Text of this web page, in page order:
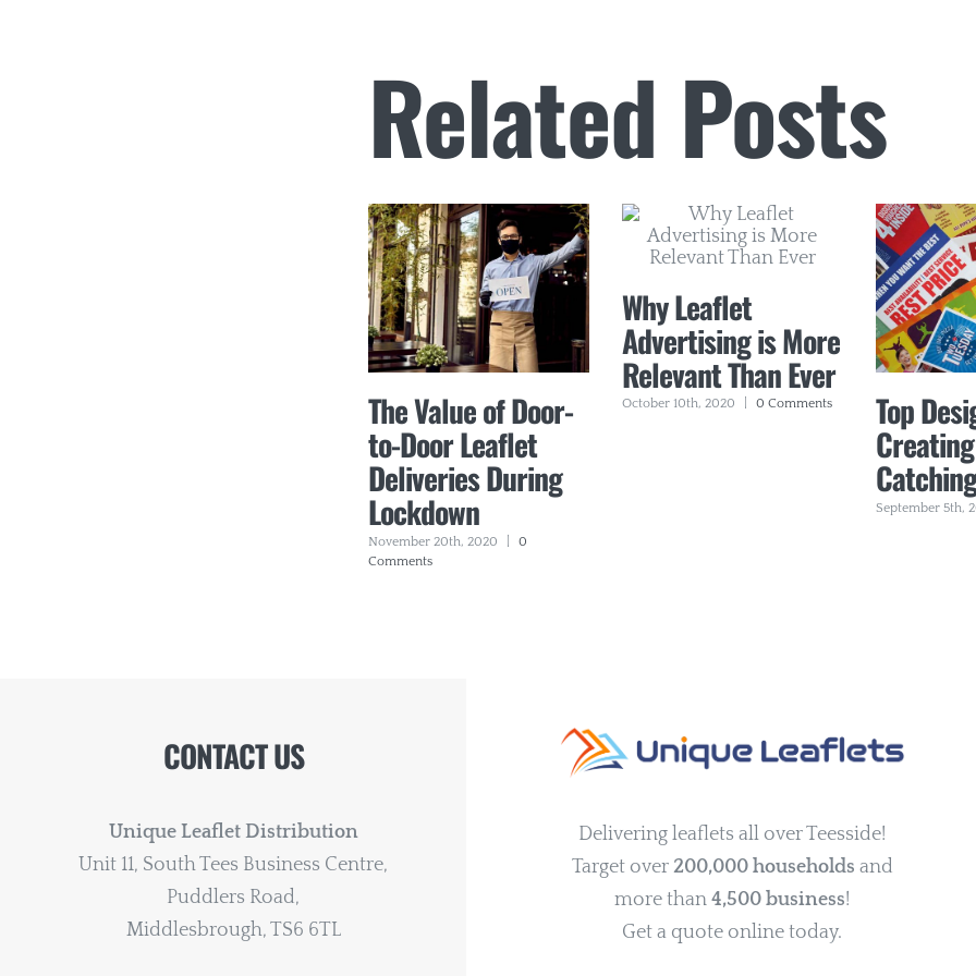
Related Posts
The Value of Door-
to-Door Leaflet
Deliveries During
Lockdown
November 20th, 2020
0
Comments
Why Leaflet
Advertising is More
Relevant Than Ever
October 10th, 2020 0 Comments Top
September 5th,
CONTACT US
Unique Leaflet Distribution
Unit 11, South Tees Business Centre,
Puddlers Road,
Middlesbrough, TS6 6TL
Delivering leaflets all over Teesside!
Target over 200,000 households and
more than 4,500 business!
Get a quote online today.